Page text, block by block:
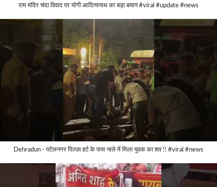
राम मंदिर चंदा विवाद पर योगी आदित्यनाथ का बड़ा बयान #viral #update #news
Dehradun - पटेलनगर पिज़्ज़ा हर्ट के पास नाले में मिला युवक का शव !! #viral #news